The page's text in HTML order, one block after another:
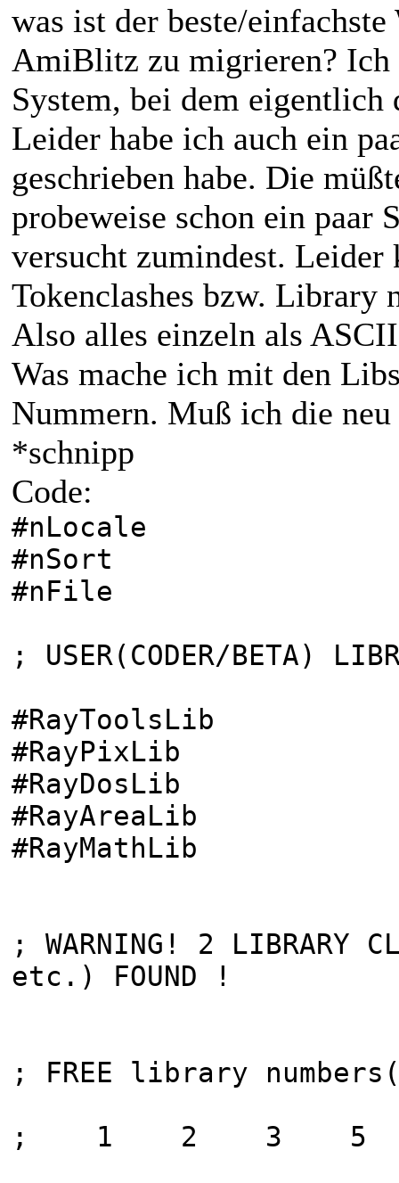
was ist der beste/
AmiBlitz zu migrieren? Ich
System, bei dem
Leider habe ich auch ein
geschrieben habe. Die
probeweise schon ein
versucht zumindest. Leider
Tokenclashes bzw. Library
Also alles einzeln als
Was mache ich mit den
Nummern. Muß ich die
*schnipp
Code:
#nLocale
#nSort
#nFile
; USER(CODER/BETA)
#RayDosLib
; WARNING! 2
etc.) FOUND !
; FREE library
; 1 2 3 5